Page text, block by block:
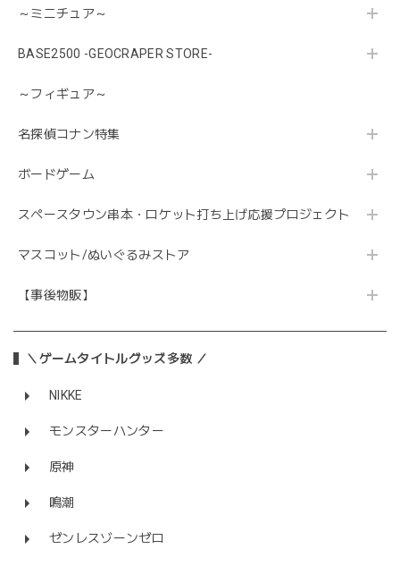
～ミニチュア～
BASE2500 -GEOCRAPER STORE-
～フィギュア～
名探偵コナン特集
ボードゲーム
スペースタウン串本・ロケット打ち上げ応援プロジェクト
マスコット/ぬいぐるみストア
【事後物販】
＼ゲームタイトルグッズ多数 ／
NIKKE
モンスターハンター
原神
鳴潮
ゼンレスゾーンゼロ